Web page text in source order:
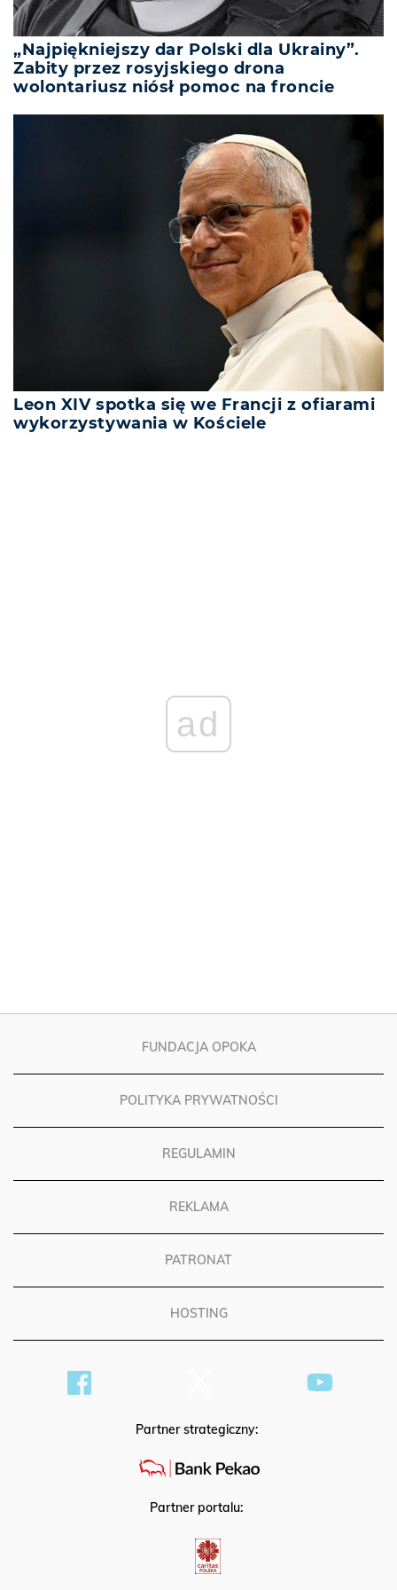
„Najpiękniejszy dar Polski dla Ukrainy”.
Zabity przez rosyjskiego drona
wolontariusz niósł pomoc na froncie
Leon XIV spotka się we Francji z ofiarami
wykorzystywania w Kościele
FUNDACJA OPOKA
POLITYKA PRYWATNOŚCI
REGULAMIN
REKLAMA
PATRONAT
HOSTING
Partner strategiczny:
Partner portalu: